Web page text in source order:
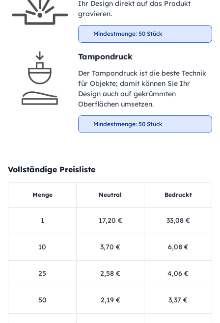
Ihr Design direkt auf das Produkt
gravieren.
Mindestmenge: 50 Stück
Tampondruck
Der Tampondruck ist die beste Technik
für Objekte; damit können Sie Ihr
Design auch auf gekrümmten
Oberflächen umsetzen.
Mindestmenge: 50 Stück
Vollständige Preisliste
Menge Neutral Bedruckt
1 17,20 € 33,08 €
10 3,70 € 6,08 €
25 2,58 € 4,06 €
50 2,19 € 3,37 €